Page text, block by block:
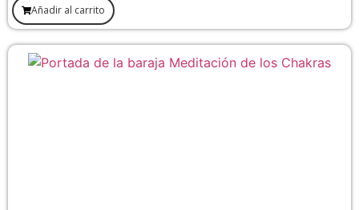
Añadir al carrito